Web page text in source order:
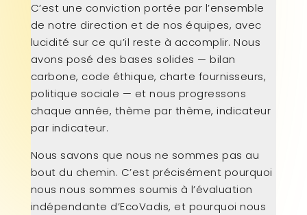
C’est une conviction portée par l’ensemble
de notre direction et de nos équipes, avec
lucidité sur ce qu’il reste à accomplir. Nous
avons posé des bases solides — bilan
carbone, code éthique, charte fournisseurs,
politique sociale — et nous progressons
chaque année, thème par thème, indicateur
par indicateur.
Nous savons que nous ne sommes pas au
bout du chemin. C’est précisément pourquoi
nous nous sommes soumis à l’évaluation
indépendante d’EcoVadis, et pourquoi nous